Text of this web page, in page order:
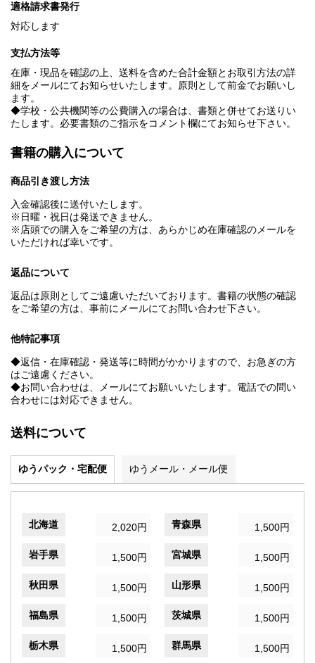
適格請求書発行
対応します
支払方法等
在庫・現品を確認の上、送料を含めた合計金額とお取引方法の詳
細をメールにてお知らせいたします。原則として前金でお願いし
ます。
◆学校・公共機関等の公費購入の場合は、書類と併せてお送りい
たします。必要書類のご指示をコメント欄にてお知らせ下さい。
書籍の購入について
商品引き渡し方法
入金確認後に送付いたします。
※日曜・祝日は発送できません。
※店頭での購入をご希望の方は、あらかじめ在庫確認のメールを
いただければ幸いです。
返品について
返品は原則としてご遠慮いただいております。書籍の状態の確認
をご希望の方は、事前にメールにてお問い合わせ下さい。
他特記事項
◆返信・在庫確認・発送等に時間がかかりますので、お急ぎの方
はご遠慮ください。
◆お問い合わせは、メールにてお願いいたします。電話での問い
合わせには対応できません。
送料について
ゆうパック・宅配便 ゆうメール・メール便
北海道 2,020円 青森県 1,500円
岩手県 1,500円 宮城県 1,500円
秋田県 1,500円 山形県 1,500円
福島県 1,500円 茨城県 1,500円
栃木県 1,500円 群馬県 1,500円